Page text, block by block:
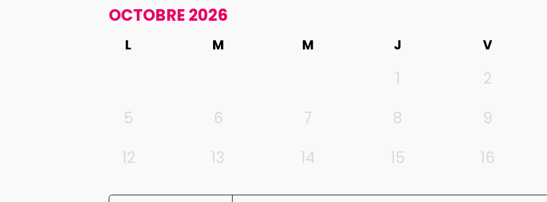
OCTOBRE 2026
L M M J V
1 2
5
6 7 8 9
12
13 14 15 16